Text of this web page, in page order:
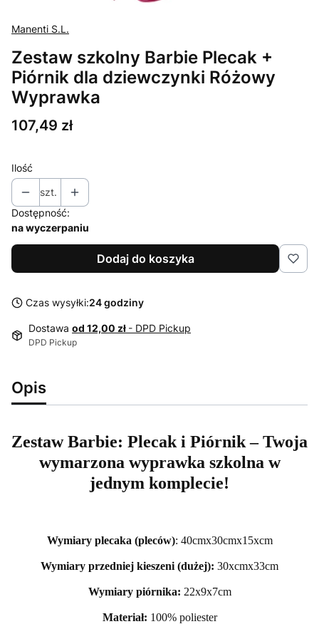
Manenti S.L.
Zestaw szkolny Barbie Plecak +
Piórnik dla dziewczynki Różowy
Wyprawka
Cena
107,49 zł
Ilość
szt.
Dostępność:
na wyczerpaniu
Dodaj do koszyka
Czas wysyłki:24 godziny
Dostawa od 12,00 zł - DPD Pickup
DPD Pickup
Opis
Zestaw Barbie: Plecak i Piórnik – Twoja
wymarzona wyprawka szkolna w
jednym komplecie!
Wymiary plecaka (pleców): 40cmx30cmx15xcm
Wymiary przedniej kieszeni (dużej): 30xcmx33cm
Wymiary piórnika: 22x9x7cm
Materiał: 100% poliester